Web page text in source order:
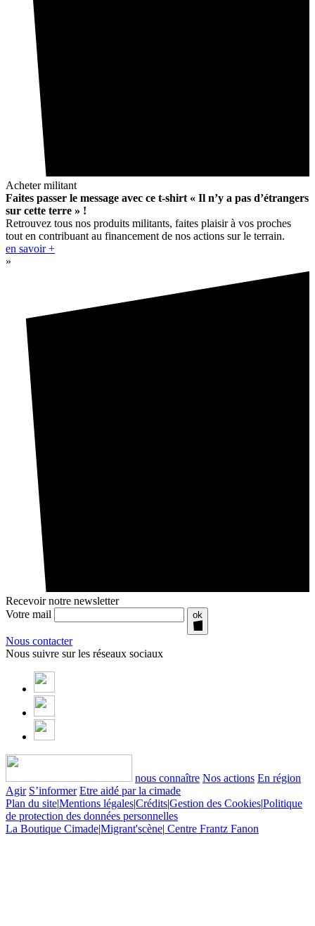
Acheter militant
Faites passer le message avec ce t-shirt « Il n’y a pas d’étrangers
sur cette terre » !
Retrouvez tous nos produits militants, faites plaisir à vos proches
tout en contribuant au financement de nos actions sur le terrain.
en savoir +
»
Recevoir notre newsletter
Votre mail
ok
Nous contacter
Nous suivre sur les réseaux sociaux
nous connaître Nos actions En région
Agir S’informer Etre aidé par la cimade
Plan du site|Mentions légales|Crédits|Gestion des Cookies|Politique
de protection des données personnelles
La Boutique Cimade|Migrant'scène| Centre Frantz Fanon